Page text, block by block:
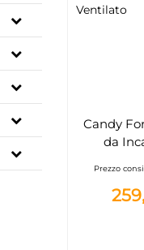
Candy
da
Prezzo